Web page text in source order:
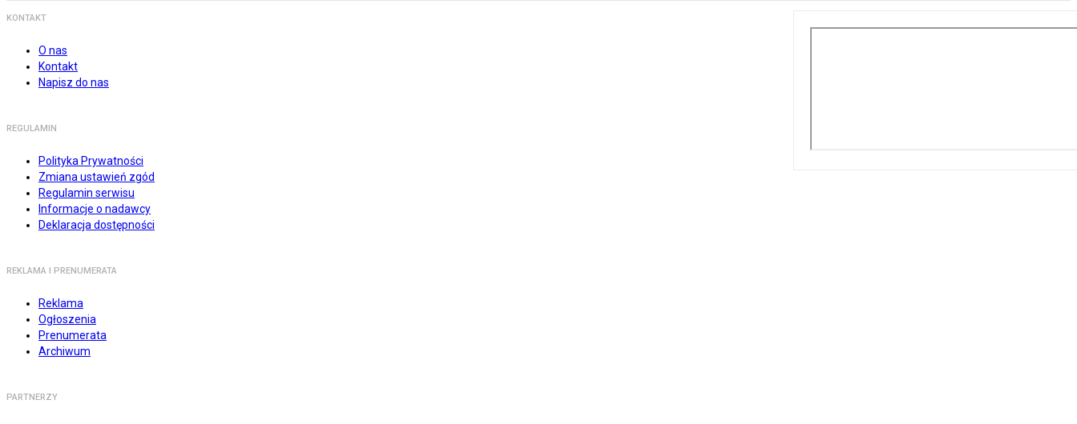
KONTAKT
O nas
Kontakt
Napisz do nas
REGULAMIN
Polityka Prywatności
Zmiana ustawień zgód
Regulamin serwisu
Informacje o nadawcy
Deklaracja dostępności
REKLAMA I PRENUMERATA
Reklama
Ogłoszenia
Prenumerata
Archiwum
PARTNERZY